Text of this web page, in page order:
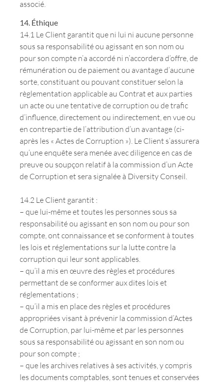
associé.
14. Éthique
14.1 Le Client garantit que ni lui ni aucune personne
sous sa responsabilité ou agissant en son nom ou
pour son compte n’a accordé ni n’accordera d’offre, de
rémunération ou de paiement ou avantage d’aucune
sorte, constituant ou pouvant constituer selon la
règlementation applicable au Contrat et aux parties
un acte ou une tentative de corruption ou de trafic
d’influence, directement ou indirectement, en vue ou
en contrepartie de l’attribution d’un avantage (ci-
après les « Actes de Corruption »). Le Client s’assurera
qu’une enquête sera menée avec diligence en cas de
preuve ou soupçon relatif à la commission d’un Acte
de Corruption et sera signalée à Diversity Conseil.
14.2 Le Client garantit :
– que lui-même et toutes les personnes sous sa
responsabilité ou agissant en son nom ou pour son
compte, ont connaissance et se conforment à toutes
les lois et réglementations sur la lutte contre la
corruption qui leur sont applicables.
– qu’il a mis en œuvre des règles et procédures
permettant de se conformer aux dites lois et
réglementations ;
– qu’il a mis en place des règles et procédures
appropriées visant à prévenir la commission d’Actes
de Corruption, par lui-même et par les personnes
sous sa responsabilité ou agissant en son nom ou
pour son compte ;
– que les archives relatives à ses activités, y compris
les documents comptables, sont tenues et conservées